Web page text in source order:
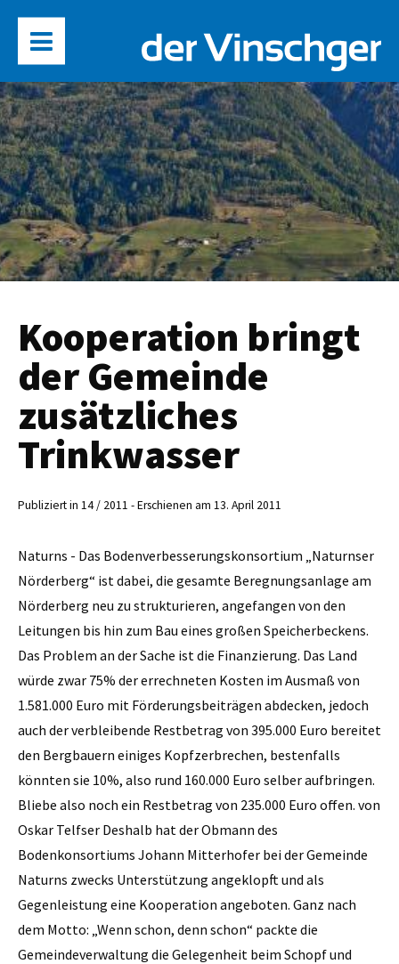
Kooperation bringt
der Gemeinde
zusätzliches
Trinkwasser
Publiziert in 14 / 2011 - Erschienen am 13. April 2011
Naturns - Das Bodenverbesserungskonsortium „Naturnser
Nörderberg“ ist dabei, die gesamte Beregnungsanlage am
Nörderberg neu zu strukturieren, angefangen von den
Leitungen bis hin zum Bau eines großen Speicherbeckens.
Das Problem an der Sache ist die Finanzierung. Das Land
würde zwar 75% der errechneten Kosten im Ausmaß von
1.581.000 Euro mit Förderungsbeiträgen abdecken, jedoch
auch der verbleibende Restbetrag von 395.000 Euro bereitet
den Bergbauern einiges Kopfzerbrechen, bestenfalls
könnten sie 10%, also rund 160.000 Euro selber aufbringen.
Bliebe also noch ein Restbetrag von 235.000 Euro offen. von
Oskar Telfser Deshalb hat der Obmann des
Bodenkonsortiums Johann Mitterhofer bei der Gemeinde
Naturns zwecks Unterstützung angeklopft und als
Gegenleistung eine Kooperation angeboten. Ganz nach
dem Motto: „Wenn schon, denn schon“ packte die
Gemeindeverwaltung die Gelegenheit beim Schopf und